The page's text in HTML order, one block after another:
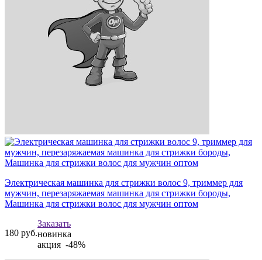
Электрическая машинка для стрижки волос 9, триммер для
мужчин, перезаряжаемая машинка для стрижки бороды,
Машинка для стрижки волос для мужчин оптом
180 руб.
Заказать
новинка
акция -48%